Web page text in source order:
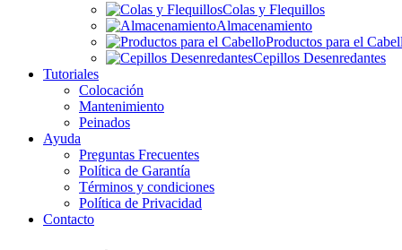
Colas y Flequillos
Almacenamiento
Productos para el
Cepillos Desenredantes
Tutoriales
Colocación
Mantenimiento
Peinados
Ayuda
Preguntas Frecuentes
Política de Garantía
Términos y condiciones
Política de Privacidad
Contacto